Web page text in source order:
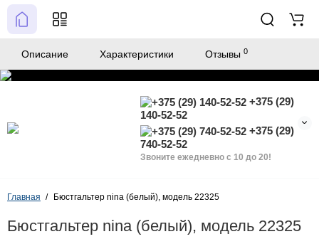
+375 (29)
140-52-52
+375 (29)
740-52-52
Звоните ежедневно с 10 до 20!
Главная Бюстгальтер nina (белый), модель 22325
Бюстгальтер nina (белый), модель 22325
Описание Характеристики Отзывы 0